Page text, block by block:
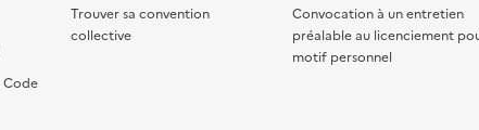
Code
Trouver sa convention
collective
Convocation à un entretien
préalable au licenciement
motif personnel